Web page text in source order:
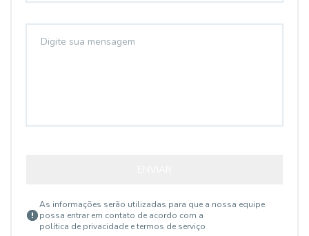
As informações serão utilizadas para que a nossa equipe
possa entrar em contato de acordo com a
política de privacidade e termos de serviço